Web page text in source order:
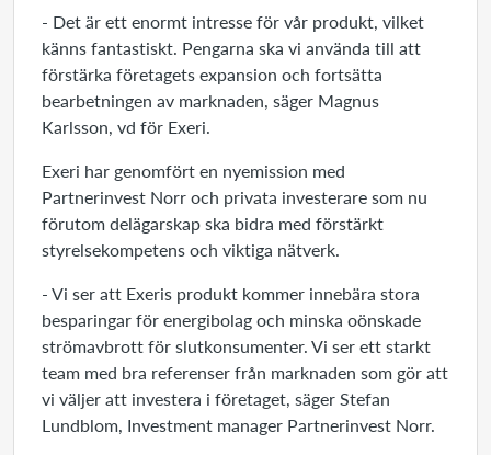
- Det är ett enormt intresse för vår produkt, vilket
känns fantastiskt. Pengarna ska vi använda till att
förstärka företagets expansion och fortsätta
bearbetningen av marknaden, säger Magnus
Karlsson, vd för Exeri.
Exeri har genomfört en nyemission med
Partnerinvest Norr och privata investerare som nu
förutom delägarskap ska bidra med förstärkt
styrelsekompetens och viktiga nätverk.
- Vi ser att Exeris produkt kommer innebära stora
besparingar för energibolag och minska oönskade
strömavbrott för slutkonsumenter. Vi ser ett starkt
team med bra referenser från marknaden som gör att
vi väljer att investera i företaget, säger Stefan
Lundblom, Investment manager Partnerinvest Norr.